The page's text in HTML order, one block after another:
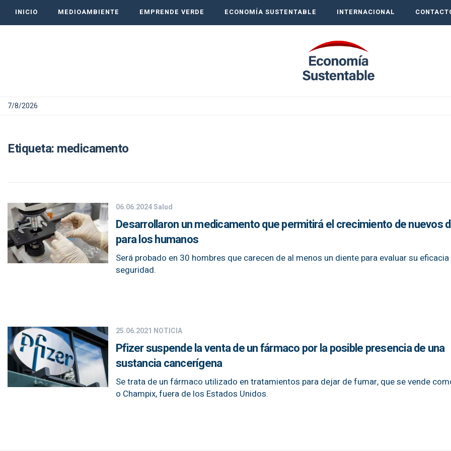
INICIO MEDIOAMBIENTE EMPRENDE VERDE ECONOMÍA SUSTENTABLE INTERNACIONAL
7/8/2026
Etiqueta: medicamento
06.06.2024Salud
Desarrollaron un medicamento que permitirá el crecimiento de nuevos
para los humanos
Será probado en 30 hombres que carecen de al menos un diente para evaluar su eficacia
seguridad.
25.06.2021 NOTICIA
Pfizer suspende la venta de un fármaco por la posible presencia de una
sustancia cancerígena
Se trata de un fármaco utilizado en tratamientos para dejar de fumar, que se vende
o Champix, fuera de los Estados Unidos.